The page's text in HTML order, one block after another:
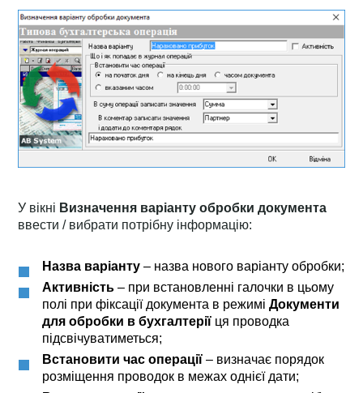
У вікні Визначення варіанту обробки документа
ввести / вибрати потрібну інформацію:
Назва варіанту – назва нового варіанту обробки;
Активність– при встановленні галочки в цьому
полі при фіксації документа в режиміДокументи
для обробки в бухгалтерії ця проводка
підсвічуватиметься;
Встановити час операції – визначає порядок
розміщення проводок в межах однієї дати;